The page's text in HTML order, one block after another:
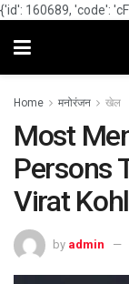
{'id': 160689, 'code':
Home मनोरंजन खेल
Most
Persons
Virat
by admin